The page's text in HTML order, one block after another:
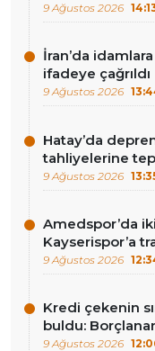
9 Ağustos 2026
İran’da
ifadeye çağrıldı
9 Ağustos 2026
Hatay’da
tahliyelerine
9 Ağustos 2026
Amedspor’da
Kayserispor’a
9 Ağustos 2026
Kredi çekenin
buldu:
9 Ağustos 2026